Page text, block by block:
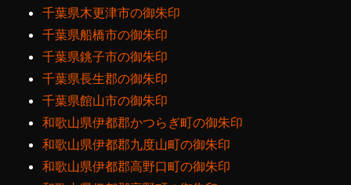
千葉県木更津市の御朱印
千葉県船橋市の御朱印
千葉県銚子市の御朱印
千葉県長生郡の御朱印
千葉県館山市の御朱印
和歌山県伊都郡かつらぎ町の御朱印
和歌山県伊都郡九度山町の御朱印
和歌山県伊都郡高野口町の御朱印